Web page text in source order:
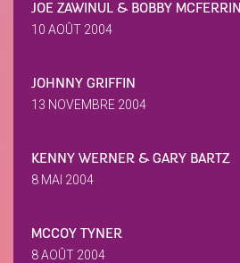
JOE ZAWINUL & BOBBY MCFERRIN
10 AOÛT 2004
JOHNNY GRIFFIN
13 NOVEMBRE 2004
KENNY WERNER & GARY BARTZ
8 MAI 2004
MCCOY TYNER
8 AOÛT 2004